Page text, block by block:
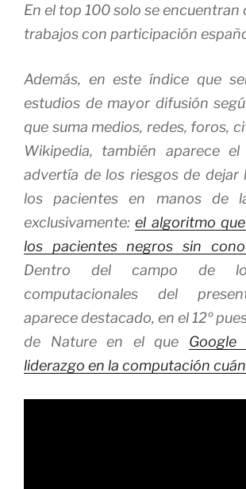
En el top 100 solo se encuentran
trabajos con participación
Además, en este índice que
estudios de mayor difusión
que suma medios, redes, foros,
Wikipedia, también aparece
advertía de los riesgos de dejar
los pacientes en manos de
exclusivamente:el algoritmo
los pacientes negros sin
Dentro del campo de
computacionales del
aparece destacado, en el 12º
de Natureen el que Google
liderazgo en la computación